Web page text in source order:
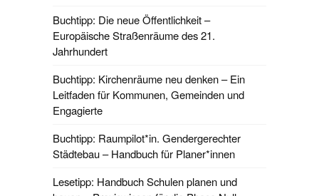
Buchtipp: Die neue Öffentlichkeit –
Europäische Straßenräume des 21.
Jahrhundert
Buchtipp: Kirchenräume neu denken – Ein
Leitfaden für Kommunen, Gemeinden und
Engagierte
Buchtipp: Raumpilot*in. Gendergerechter
Städtebau – Handbuch für Planer*innen
Lesetipp: Handbuch Schulen planen und